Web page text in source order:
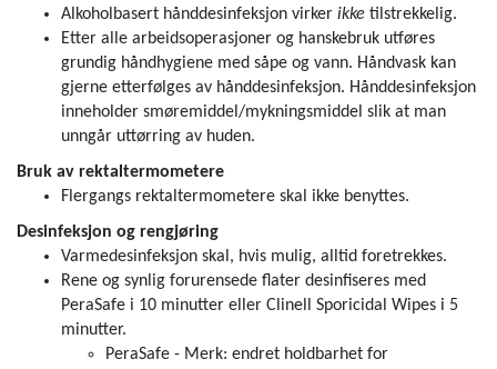
Alkoholbasert hånddesinfeksjon virker ikke tilstrekkelig.
Etter alle arbeidsoperasjoner og hanskebruk utføres
grundig håndhygiene med såpe og vann. Håndvask kan
gjerne etterfølges av hånddesinfeksjon. Hånddesinfeksjon
inneholder smøremiddel/mykningsmiddel slik at man
unngår uttørring av huden.
Bruk av rektaltermometere
Flergangs rektaltermometere skal ikke benyttes.
Desinfeksjon og rengjøring
Varmedesinfeksjon skal, hvis mulig, alltid foretrekkes.
Rene og synlig forurensede flater desinfiseres med
PeraSafe i 10 minutter eller Clinell Sporicidal Wipes i 5
minutter.
PeraSafe - Merk: endret holdbarhet for